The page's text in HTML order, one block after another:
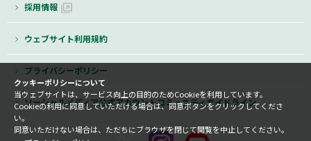
クッキーポリシーについて
当ウェブサイトは、サービス向上の目的のためCookieを利用しています。
Cookieの利用に同意していただける場合は、同意ボタンをクリックしてくださ
い。
同意いただけない場合は、ただちにブラウザを閉じて閲覧を中止してください。
採用情報
ウェブサイト利用規約
プライバシーポリシー
ソーシャルメディア公式アカウントコミュニティガイドライン